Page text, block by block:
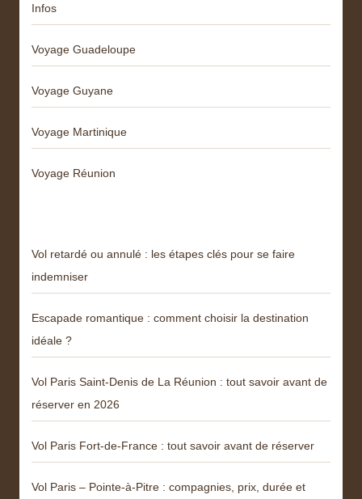
Infos
Voyage Guadeloupe
Voyage Guyane
Voyage Martinique
Voyage Réunion
Vol retardé ou annulé : les étapes clés pour se faire
indemniser
Escapade romantique : comment choisir la destination
idéale ?
Vol Paris Saint-Denis de La Réunion : tout savoir avant de
réserver en 2026
Vol Paris Fort-de-France : tout savoir avant de réserver
Vol Paris – Pointe-à-Pitre : compagnies, prix, durée et